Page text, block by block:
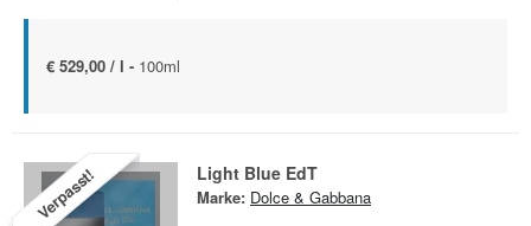
€ 529,00 / l - 100ml
Verpasst! Light Blue EdT
Marke: Dolce & Gabbana